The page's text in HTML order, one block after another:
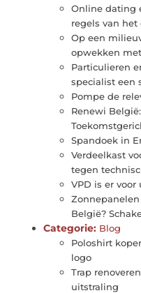
Online dating
regels van het
Op een
opwekken
Particulieren
specialist een
Pompe de
Renewi
Spandoek in
Verdeelkast
tegen
VPD is er
België?
Categorie: Blog
Poloshirt
logo
Trap
uitstraling